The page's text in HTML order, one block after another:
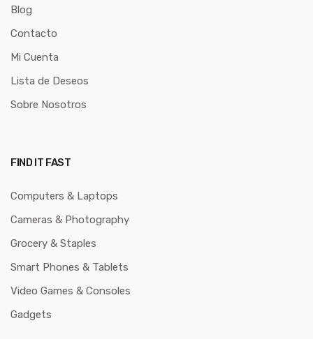
Blog
Contacto
Mi Cuenta
Lista de Deseos
Sobre Nosotros
FIND IT FAST
Computers & Laptops
Cameras & Photography
Grocery & Staples
Smart Phones & Tablets
Video Games & Consoles
Gadgets